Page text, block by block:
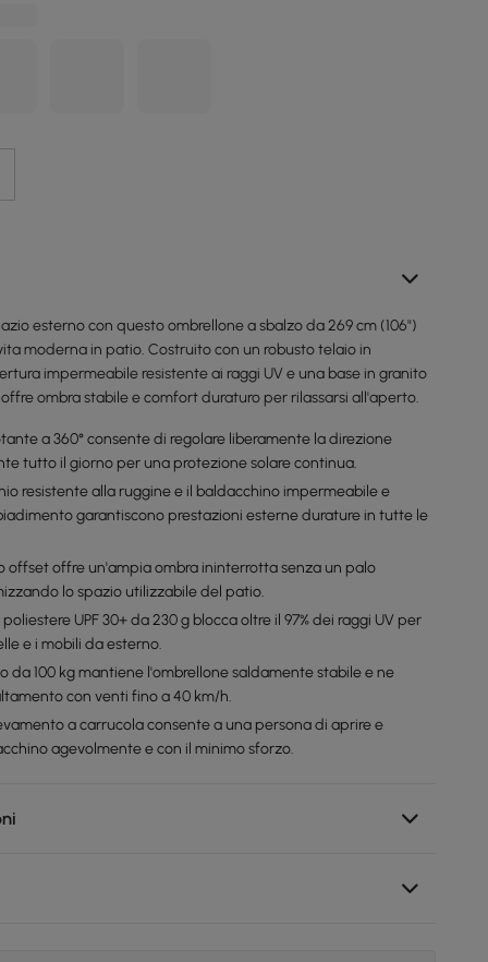
esterno con questo ombrellone a sbalzo da 269 cm (106")
moderna in patio. Costruito con un robusto telaio in
impermeabile resistente ai raggi UV e una base in granito
offre ombra stabile e comfort duraturo per rilassarsi all'aperto.
a 360° consente di regolare liberamente la direzione
tutto il giorno per una protezione solare continua.
resistente alla ruggine e il baldacchino impermeabile e
garantiscono prestazioni esterne durature in tutte le
offset offre un'ampia ombra ininterrotta senza un palo
lo spazio utilizzabile del patio.
UPF 30+ da 230 g blocca oltre il 97% dei raggi UV per
e i mobili da esterno.
da 100 kg mantiene l'ombrellone saldamente stabile e ne
con venti fino a 40 km/h.
a carrucola consente a una persona di aprire e
agevolmente e con il minimo sforzo.